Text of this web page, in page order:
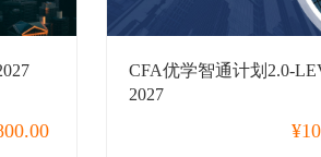
CFA优学智通计划2.0-
2027
¥